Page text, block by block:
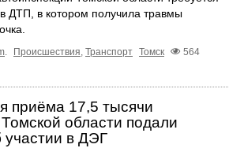
ДТП, в котором получила травмы
. Происшествия, Транспорт Томск
564
приёма 17,5 тысячи
области подали
участии в ДЭГ